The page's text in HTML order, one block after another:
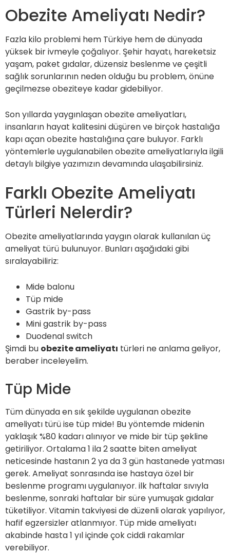
Obezite Ameliyatı Nedir?
Fazla kilo problemi hem Türkiye hem de dünyada
yüksek bir ivmeyle çoğalıyor. Şehir hayatı, hareketsiz
yaşam, paket gıdalar, düzensiz beslenme ve çeşitli
sağlık sorunlarının neden olduğu bu problem, önüne
geçilmezse obeziteye kadar gidebiliyor.
Son yıllarda yaygınlaşan obezite ameliyatları,
insanların hayat kalitesini düşüren ve birçok hastalığa
kapı açan obezite hastalığına çare buluyor. Farklı
yöntemlerle uygulanabilen obezite ameliyatlarıyla ilgili
detaylı bilgiye yazımızın devamında ulaşabilirsiniz.
Farklı Obezite Ameliyatı
Türleri Nelerdir?
Obezite ameliyatlarında yaygın olarak kullanılan üç
ameliyat türü bulunuyor. Bunları aşağıdaki gibi
sıralayabiliriz:
Mide balonu
Tüp mide
Gastrik by-pass
Mini gastrik by-pass
Duodenal switch
Şimdi bu obezite ameliyatı türleri ne anlama geliyor,
beraber inceleyelim.
Tüp Mide
Tüm dünyada en sık şekilde uygulanan obezite
ameliyatı türü ise tüp mide! Bu yöntemde midenin
yaklaşık %80 kadarı alınıyor ve mide bir tüp şekline
getiriliyor. Ortalama 1 ila 2 saatte biten ameliyat
neticesinde hastanın 2 ya da 3 gün hastanede yatması
gerek. Ameliyat sonrasında ise hastaya özel bir
beslenme programı uygulanıyor. ilk haftalar sıvıyla
beslenme, sonraki haftalar bir süre yumuşak gıdalar
tüketiliyor. Vitamin takviyesi de düzenli olarak yapılıyor,
hafif egzersizler atlanmıyor. Tüp mide ameliyatı
akabinde hasta 1 yıl içinde çok ciddi rakamlar
verebiliyor.